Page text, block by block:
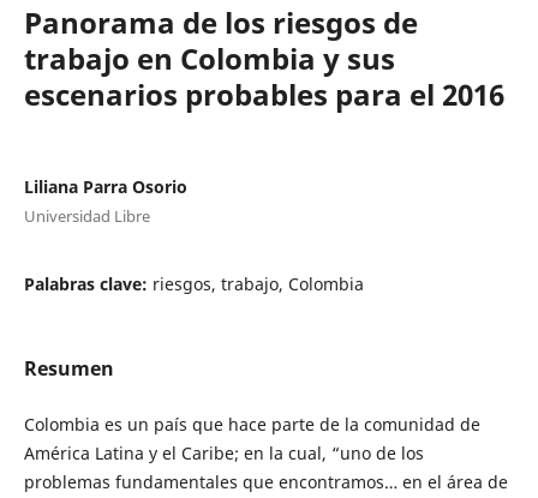
Panorama de los riesgos de
trabajo en Colombia y sus
escenarios probables para el 2016
Liliana Parra Osorio
Universidad Libre
Palabras clave: riesgos, trabajo, Colombia
Resumen
Colombia es un país que hace parte de la comunidad de
América Latina y el Caribe; en la cual, “uno de los
problemas fundamentales que encontramos… en el área de